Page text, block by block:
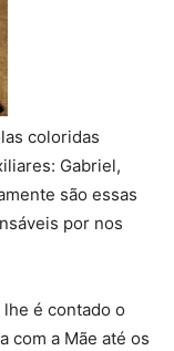
coloridas
Gabriel,
são essas
por nos
é contado o
com a Mãe até os